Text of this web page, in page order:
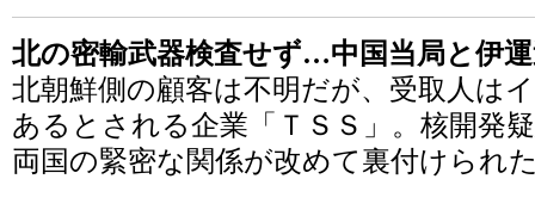
北の密輸武器検査せず…中国当局と伊
北朝鮮側の顧客は不明だが、受取人は
あるとされる企業「ＴＳＳ」。核開発
両国の緊密な関係が改めて裏付けられ